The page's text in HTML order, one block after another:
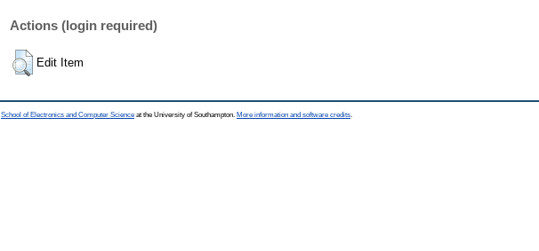
Actions (login required)
Edit Item
School of Electronics and Computer Science at the University of Southampton. More information and software credits